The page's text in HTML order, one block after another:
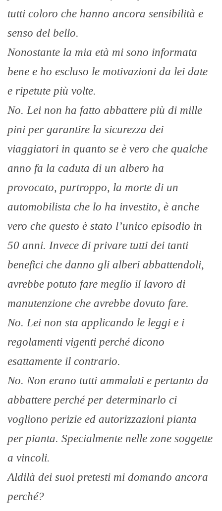
tutti coloro che hanno ancora sensibilità e
senso del bello.
Nonostante la mia età mi sono informata
bene e ho escluso le motivazioni da lei date
e ripetute più volte.
No. Lei non ha fatto abbattere più di mille
pini per garantire la sicurezza dei
viaggiatori in quanto se è vero che qualche
anno fa la caduta di un albero ha
provocato, purtroppo, la morte di un
automobilista che lo ha investito, è anche
vero che questo è stato l’unico episodio in
50 anni. Invece di privare tutti dei tanti
benefici che danno gli alberi abbattendoli,
avrebbe potuto fare meglio il lavoro di
manutenzione che avrebbe dovuto fare.
No. Lei non sta applicando le leggi e i
regolamenti vigenti perché dicono
esattamente il contrario.
No. Non erano tutti ammalati e pertanto da
abbattere perché per determinarlo ci
vogliono perizie ed autorizzazioni pianta
per pianta. Specialmente nelle zone soggette
a vincoli.
Aldilà dei suoi pretesti mi domando ancora
perché?